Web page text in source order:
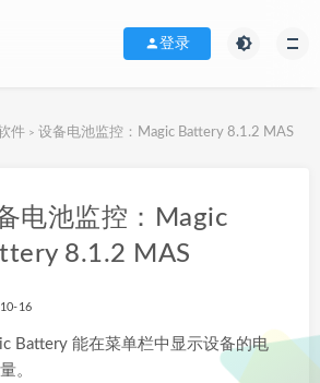
登录
件 > 设备电池监控：Magic Battery 8.1.2 MAS
电池监控：Magic
8.1.2 MAS
16
Battery 能在菜单栏中显示设备的电
。